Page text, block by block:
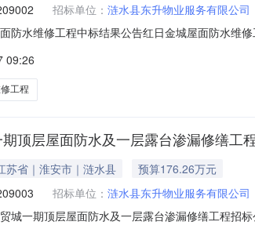
招标单位： 涟水县东升物业服务有限公司
防水维修工程中标结果公告红日金城屋面防水维
维修工程工程地点：涟水县红日路与金城路交叉
道六、
09:26
工程
顶层屋面防水及一层露台渗漏修缮工
苏省｜淮安市｜涟水县
预算176.26万元
招标单位： 涟水县东升物业服务有限公司
城一期顶层屋面防水及一层露台渗漏修缮工程招